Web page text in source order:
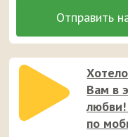
Вам в
по